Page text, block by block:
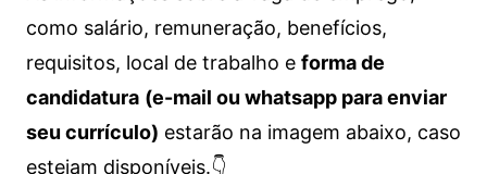
como salário, remuneração, benefícios,
requisitos, local de trabalho e forma de
candidatura (e-mail ou whatsapp para enviar
seu currículo) estarão na imagem abaixo, caso
estejam disponíveis.👇